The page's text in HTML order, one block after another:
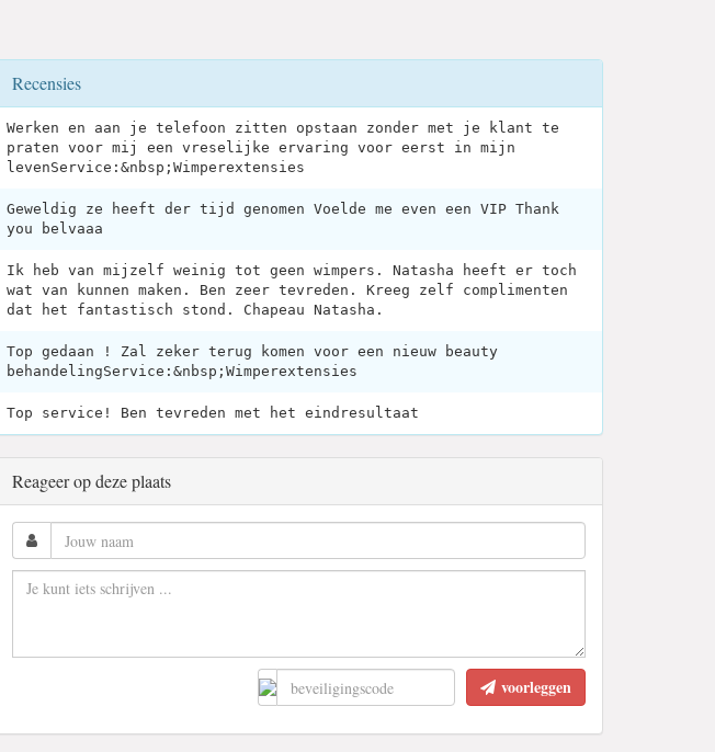
Recensies
Werken en aan je telefoon zitten opstaan zonder met je klant te
praten voor mij een vreselijke ervaring voor eerst in mijn
levenService:&nbsp;Wimperextensies
Geweldig ze heeft der tijd genomen Voelde me even een VIP Thank
you belvaaa
Ik heb van mijzelf weinig tot geen wimpers. Natasha heeft er toch
wat van kunnen maken. Ben zeer tevreden. Kreeg zelf complimenten
dat het fantastisch stond. Chapeau Natasha.
Top gedaan ! Zal zeker terug komen voor een nieuw beauty
behandelingService:&nbsp;Wimperextensies
Top service! Ben tevreden met het eindresultaat
Reageer op deze plaats
voorleggen